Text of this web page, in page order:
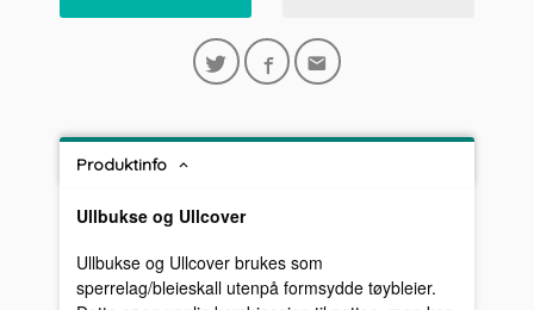
Produktinfo
Ullbukse og Ullcover
Ullbukse og Ullcover brukes som
sperrelag/bleieskall utenpå formsydde tøybleier.